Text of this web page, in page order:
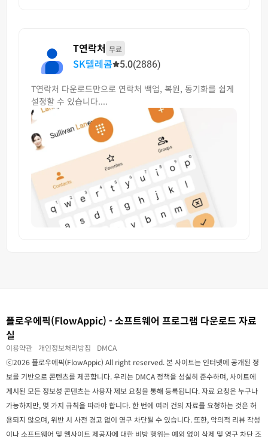
T연락처 무료
SK텔레콤 5.0(2886)
T연락처 다운로드만으로 연락처 백업, 복원, 동기화를 쉽게
설정할 수 있습니다....
플로우에픽(FlowAppic) - 소프트웨어 프로그램 다운로드 자료
실
이용약관 개인정보처리방침
DMCA
ⓒ2026 플로우에픽(FlowAppic) All right reserved. 본 사이트는 인터넷에 공개된 정
보를 기반으로 콘텐츠를 제공합니다. 우리는 DMCA 정책을 성실히 준수하며, 사이트에
게시된 모든 정보성 콘텐츠는 사용자 제보 요청을 통해 등록됩니다. 자료 요청은 누구나
가능하지만, 몇 가지 규칙을 따라야 합니다. 한 번에 여러 건의 자료를 요청하는 것은 허
용되지 않으며, 위반 시 사전 경고 없이 영구 차단될 수 있습니다. 또한, 악의적 리뷰 작성
이나 소프트웨어 및 웹사이트 제공자에 대한 비방 행위는 예외 없이 삭제 및 영구 차단 조